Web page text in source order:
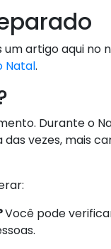
artigo aqui no
Natal.
Durante o
vezes, mais
Você pode